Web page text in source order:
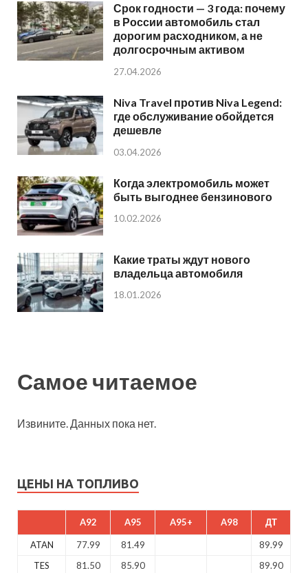
Срок годности — 3 года: почему
в России автомобиль стал
дорогим расходником, а не
долгосрочным активом
27.04.2026
Niva Travel против Niva Legend:
где обслуживание обойдется
дешевле
03.04.2026
Когда электромобиль может
быть выгоднее бензинового
10.02.2026
Какие траты ждут нового
владельца автомобиля
18.01.2026
Самое читаемое
Извините. Данных пока нет.
ЦЕНЫ НА ТОПЛИВО
A92 A95 A95+ A98 ДТ
ATAN 77.99 81.49
89.99
TES
81.50 85.90
89.90